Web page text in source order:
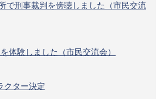
で刑事裁判を傍聴しました（市民交流
験しました（市民交流会）
クター決定